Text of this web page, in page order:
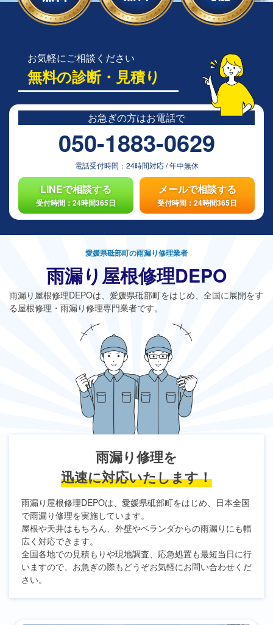
お気軽にご相談ください
無料の診断・見積り
お急ぎの方はお電話で
050-1883-0629
電話受付時間： 24時間対応/年中無休
LINEで相談する
受付時間：24時間365日
メールで相談する
受付時間：24時間365日
愛媛県砥部町の雨漏り修理業者
雨漏り屋根修理DEPO
雨漏り屋根修理DEPOは、愛媛県砥部町をはじめ、全国に展開をす
る屋根修理・雨漏り修理専門業者です。
雨漏り修理を
迅速に対応いたします！
雨漏り屋根修理DEPOは、愛媛県砥部町をはじめ、日本全国
で雨漏り修理を実施しています。
屋根や天井はもちろん、外壁やベランダからの雨漏りにも幅
広く対応できます。
全国各地での見積もりや現地調査、応急処置も最短当日に行
いますので、お急ぎの際もどうぞお気軽にお問い合わせくだ
さい。